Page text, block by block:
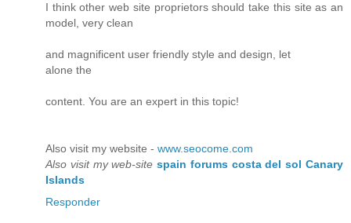
I think other web site proprietors should take this site as an
model, very clean
and magnificent user friendly style and design, let
alone the
content. You are an expert in this topic!
Also visit my website - www.seocome.com
Also visit my web-site spain forums costa del sol Canary
Islands
Responder